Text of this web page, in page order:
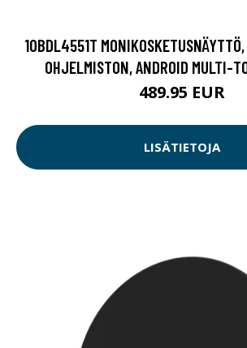
10BDL4551T
OHJELMISTON, ANDROID MULTI-
489.95 EUR
LISÄTIETOJA